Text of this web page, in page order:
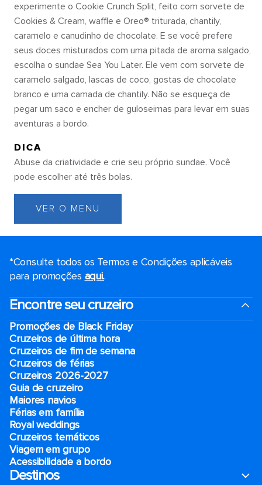
experimente o Cookie Crunch Split, feito com sorvete de
Cookies & Cream, waffle e Oreo® triturada, chantily,
caramelo e canudinho de chocolate. E se você prefere
seus doces misturados com uma pitada de aroma salgado,
escolha o sundae Sea You Later. Ele vem com sorvete de
caramelo salgado, lascas de coco, gostas de chocolate
branco e uma camada de chantily. Não se esqueça de
pegar um saco e encher de guloseimas para levar em suas
aventuras a bordo.
DICA
Abuse da criatividade e crie seu próprio sundae. Você
pode escolher até três bolas.
VER O MENU
*Consulte todos os Termos e Condições aplicáveis ​​
para promoções aqui..
Encontre seu cruzeiro
Promoções de Black Friday
Cruzeiros de última hora
Cruzeiros de fim de semana
Cruzeiros de férias
Cruzeiros 2026-2027
Guia de cruzeiro
Maiores navios
Férias em família
Royal weddings
Cruzeiros temáticos
Viagem em grupo
Acessibilidade a bordo
Destinos